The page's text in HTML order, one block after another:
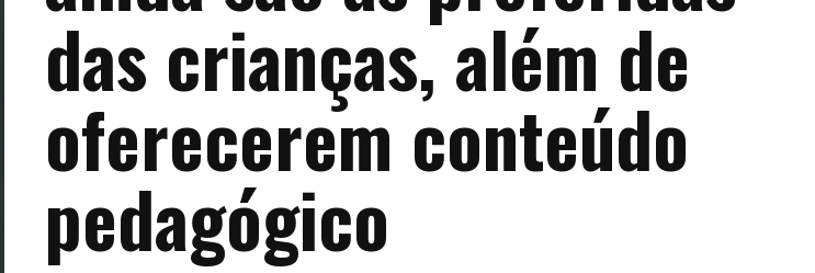
das crianças, além de
oferecerem conteúdo
pedagógico